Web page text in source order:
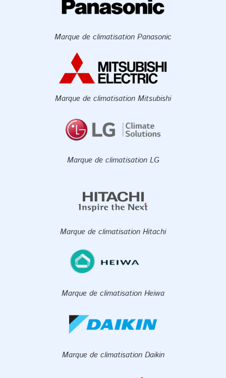
Marque de climatisation Panasonic
Marque de climatisation Mitsubishi
Marque de climatisation LG
Marque de climatisation Hitachi
Marque de climatisation Heiwa
Marque de climatisation Daikin